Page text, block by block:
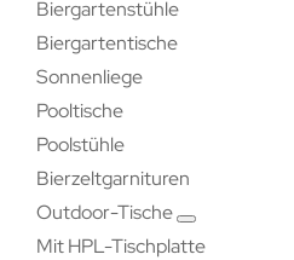
Biergartenstühle
Biergartentische
Sonnenliege
Pooltische
Poolstühle
Bierzeltgarnituren
Outdoor-Tische
Mit HPL-Tischplatte